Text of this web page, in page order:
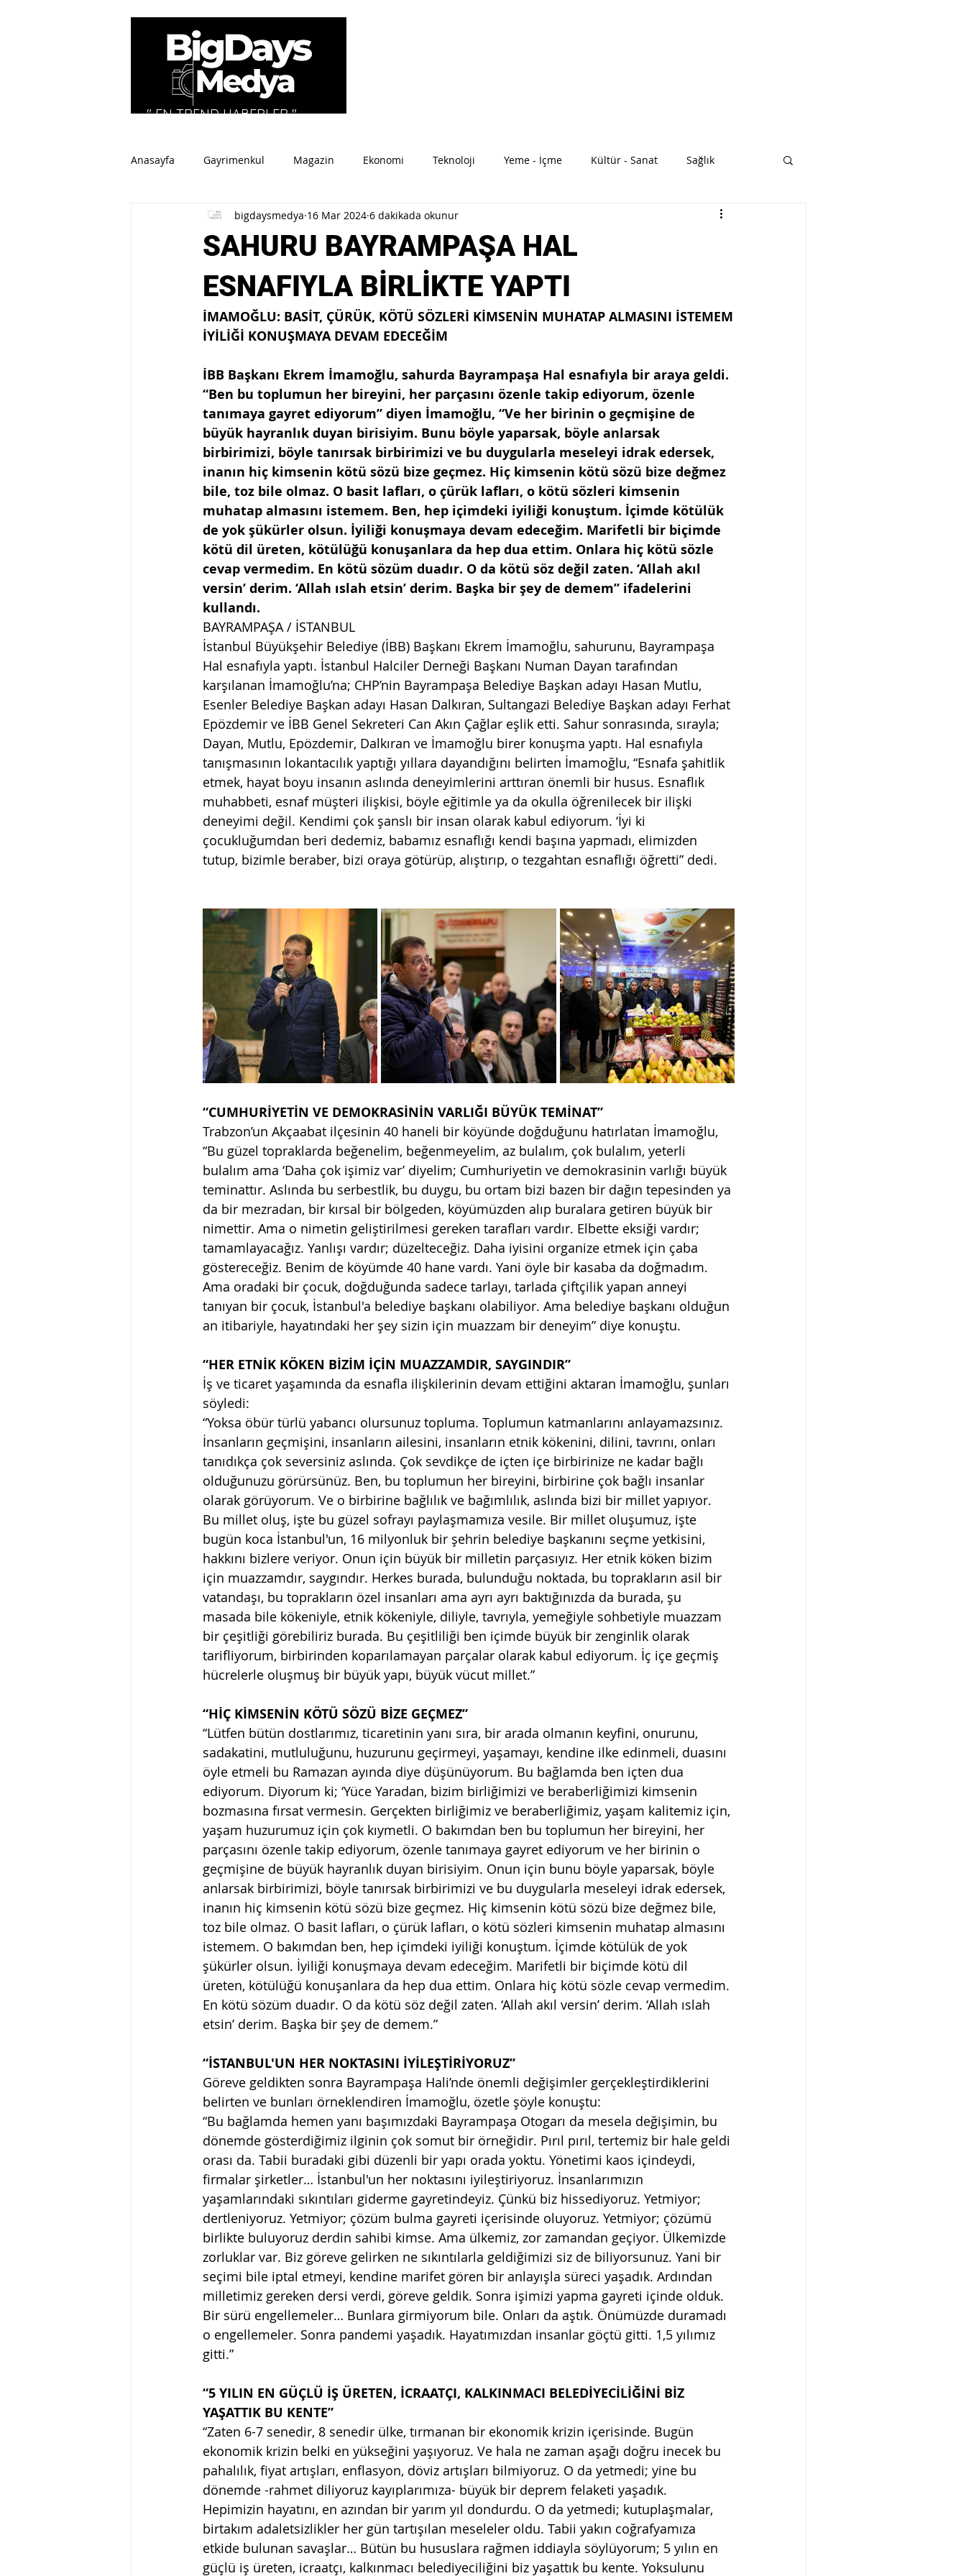
" EN TREND HABERLER "
Anasayfa Gayrimenkul Magazin Ekonomi Teknoloji Yeme - İçme Kültür - Sanat Sağlık
Tüm Haberler Spor Seyahat Moda Anne-Bebek
SAHURU BAYRAMPAŞA HAL
ESNAFIYLA BİRLİKTE YAPTI
bigdaysmedya 16 Mar 2024 6 dakikada okunur
İMAMOĞLU: BASİT, ÇÜRÜK, KÖTÜ SÖZLERİ KİMSENİN MUHATAP ALMASINI İSTEMEM
İYİLİĞİ KONUŞMAYA DEVAM EDECEĞİM
İBB Başkanı Ekrem İmamoğlu, sahurda Bayrampaşa Hal esnafıyla bir araya geldi.
“Ben bu toplumun her bireyini, her parçasını özenle takip ediyorum, özenle
tanımaya gayret ediyorum” diyen İmamoğlu, “Ve her birinin o geçmişine de
büyük hayranlık duyan birisiyim. Bunu böyle yaparsak, böyle anlarsak
birbirimizi, böyle tanırsak birbirimizi ve bu duygularla meseleyi idrak edersek,
inanın hiç kimsenin kötü sözü bize geçmez. Hiç kimsenin kötü sözü bize değmez
bile, toz bile olmaz. O basit lafları, o çürük lafları, o kötü sözleri kimsenin
muhatap almasını istemem. Ben, hep içimdeki iyiliği konuştum. İçimde kötülük
de yok şükürler olsun. İyiliği konuşmaya devam edeceğim. Marifetli bir biçimde
kötü dil üreten, kötülüğü konuşanlara da hep dua ettim. Onlara hiç kötü sözle
cevap vermedim. En kötü sözüm duadır. O da kötü söz değil zaten. ‘Allah akıl
versin’ derim. ‘Allah ıslah etsin’ derim. Başka bir şey de demem” ifadelerini
kullandı.
BAYRAMPAŞA / İSTANBUL
İstanbul Büyükşehir Belediye (İBB) Başkanı Ekrem İmamoğlu, sahurunu, Bayrampaşa
Hal esnafıyla yaptı. İstanbul Halciler Derneği Başkanı Numan Dayan tarafından
karşılanan İmamoğlu’na; CHP’nin Bayrampaşa Belediye Başkan adayı Hasan Mutlu,
Esenler Belediye Başkan adayı Hasan Dalkıran, Sultangazi Belediye Başkan adayı Ferhat
Epözdemir ve İBB Genel Sekreteri Can Akın Çağlar eşlik etti. Sahur sonrasında, sırayla;
Dayan, Mutlu, Epözdemir, Dalkıran ve İmamoğlu birer konuşma yaptı. Hal esnafıyla
tanışmasının lokantacılık yaptığı yıllara dayandığını belirten İmamoğlu, “Esnafa şahitlik
etmek, hayat boyu insanın aslında deneyimlerini arttıran önemli bir husus. Esnaflık
muhabbeti, esnaf müşteri ilişkisi, böyle eğitimle ya da okulla öğrenilecek bir ilişki
deneyimi değil. Kendimi çok şanslı bir insan olarak kabul ediyorum. ‘İyi ki
çocukluğumdan beri dedemiz, babamız esnaflığı kendi başına yapmadı, elimizden
tutup, bizimle beraber, bizi oraya götürüp, alıştırıp, o tezgahtan esnaflığı öğretti” dedi.
“CUMHURİYETİN VE DEMOKRASİNİN VARLIĞI BÜYÜK TEMİNAT”
Trabzon’un Akçaabat ilçesinin 40 haneli bir köyünde doğduğunu hatırlatan İmamoğlu,
“Bu güzel topraklarda beğenelim, beğenmeyelim, az bulalım, çok bulalım, yeterli
bulalım ama ‘Daha çok işimiz var’ diyelim; Cumhuriyetin ve demokrasinin varlığı büyük
teminattır. Aslında bu serbestlik, bu duygu, bu ortam bizi bazen bir dağın tepesinden ya
da bir mezradan, bir kırsal bir bölgeden, köyümüzden alıp buralara getiren büyük bir
nimettir. Ama o nimetin geliştirilmesi gereken tarafları vardır. Elbette eksiği vardır;
tamamlayacağız. Yanlışı vardır; düzelteceğiz. Daha iyisini organize etmek için çaba
göstereceğiz. Benim de köyümde 40 hane vardı. Yani öyle bir kasaba da doğmadım.
Ama oradaki bir çocuk, doğduğunda sadece tarlayı, tarlada çiftçilik yapan anneyi
tanıyan bir çocuk, İstanbul'a belediye başkanı olabiliyor. Ama belediye başkanı olduğun
an itibariyle, hayatındaki her şey sizin için muazzam bir deneyim” diye konuştu.
“HER ETNİK KÖKEN BİZİM İÇİN MUAZZAMDIR, SAYGINDIR”
İş ve ticaret yaşamında da esnafla ilişkilerinin devam ettiğini aktaran İmamoğlu, şunları
söyledi:
“Yoksa öbür türlü yabancı olursunuz topluma. Toplumun katmanlarını anlayamazsınız.
İnsanların geçmişini, insanların ailesini, insanların etnik kökenini, dilini, tavrını, onları
tanıdıkça çok seversiniz aslında. Çok sevdikçe de içten içe birbirinize ne kadar bağlı
olduğunuzu görürsünüz. Ben, bu toplumun her bireyini, birbirine çok bağlı insanlar
olarak görüyorum. Ve o birbirine bağlılık ve bağımlılık, aslında bizi bir millet yapıyor.
Bu millet oluş, işte bu güzel sofrayı paylaşmamıza vesile. Bir millet oluşumuz, işte
bugün koca İstanbul'un, 16 milyonluk bir şehrin belediye başkanını seçme yetkisini,
hakkını bizlere veriyor. Onun için büyük bir milletin parçasıyız. Her etnik köken bizim
için muazzamdır, saygındır. Herkes burada, bulunduğu noktada, bu toprakların asil bir
vatandaşı, bu toprakların özel insanları ama ayrı ayrı baktığınızda da burada, şu
masada bile kökeniyle, etnik kökeniyle, diliyle, tavrıyla, yemeğiyle sohbetiyle muazzam
bir çeşitliği görebiliriz burada. Bu çeşitliliği ben içimde büyük bir zenginlik olarak
tarifliyorum, birbirinden koparılamayan parçalar olarak kabul ediyorum. İç içe geçmiş
hücrelerle oluşmuş bir büyük yapı, büyük vücut millet.”
“HİÇ KİMSENİN KÖTÜ SÖZÜ BİZE GEÇMEZ”
“Lütfen bütün dostlarımız, ticaretinin yanı sıra, bir arada olmanın keyfini, onurunu,
sadakatini, mutluluğunu, huzurunu geçirmeyi, yaşamayı, kendine ilke edinmeli, duasını
öyle etmeli bu Ramazan ayında diye düşünüyorum. Bu bağlamda ben içten dua
ediyorum. Diyorum ki; ‘Yüce Yaradan, bizim birliğimizi ve beraberliğimizi kimsenin
bozmasına fırsat vermesin. Gerçekten birliğimiz ve beraberliğimiz, yaşam kalitemiz için,
yaşam huzurumuz için çok kıymetli. O bakımdan ben bu toplumun her bireyini, her
parçasını özenle takip ediyorum, özenle tanımaya gayret ediyorum ve her birinin o
geçmişine de büyük hayranlık duyan birisiyim. Onun için bunu böyle yaparsak, böyle
anlarsak birbirimizi, böyle tanırsak birbirimizi ve bu duygularla meseleyi idrak edersek,
inanın hiç kimsenin kötü sözü bize geçmez. Hiç kimsenin kötü sözü bize değmez bile,
toz bile olmaz. O basit lafları, o çürük lafları, o kötü sözleri kimsenin muhatap almasını
istemem. O bakımdan ben, hep içimdeki iyiliği konuştum. İçimde kötülük de yok
şükürler olsun. İyiliği konuşmaya devam edeceğim. Marifetli bir biçimde kötü dil
üreten, kötülüğü konuşanlara da hep dua ettim. Onlara hiç kötü sözle cevap vermedim.
En kötü sözüm duadır. O da kötü söz değil zaten. ‘Allah akıl versin’ derim. ‘Allah ıslah
etsin’ derim. Başka bir şey de demem.”
“İSTANBUL'UN HER NOKTASINI İYİLEŞTİRİYORUZ”
Göreve geldikten sonra Bayrampaşa Hali’nde önemli değişimler gerçekleştirdiklerini
belirten ve bunları örneklendiren İmamoğlu, özetle şöyle konuştu:
“Bu bağlamda hemen yanı başımızdaki Bayrampaşa Otogarı da mesela değişimin, bu
dönemde gösterdiğimiz ilginin çok somut bir örneğidir. Pırıl pırıl, tertemiz bir hale geldi
orası da. Tabii buradaki gibi düzenli bir yapı orada yoktu. Yönetimi kaos içindeydi,
firmalar şirketler… İstanbul'un her noktasını iyileştiriyoruz. İnsanlarımızın
yaşamlarındaki sıkıntıları giderme gayretindeyiz. Çünkü biz hissediyoruz. Yetmiyor;
dertleniyoruz. Yetmiyor; çözüm bulma gayreti içerisinde oluyoruz. Yetmiyor; çözümü
birlikte buluyoruz derdin sahibi kimse. Ama ülkemiz, zor zamandan geçiyor. Ülkemizde
zorluklar var. Biz göreve gelirken ne sıkıntılarla geldiğimizi siz de biliyorsunuz. Yani bir
seçimi bile iptal etmeyi, kendine marifet gören bir anlayışla süreci yaşadık. Ardından
milletimiz gereken dersi verdi, göreve geldik. Sonra işimizi yapma gayreti içinde olduk.
Bir sürü engellemeler… Bunlara girmiyorum bile. Onları da aştık. Önümüzde duramadı
o engellemeler. Sonra pandemi yaşadık. Hayatımızdan insanlar göçtü gitti. 1,5 yılımız
gitti.”
“5 YILIN EN GÜÇLÜ İŞ ÜRETEN, İCRAATÇI, KALKINMACI BELEDİYECİLİĞİNİ BİZ
YAŞATTIK BU KENTE”
“Zaten 6-7 senedir, 8 senedir ülke, tırmanan bir ekonomik krizin içerisinde. Bugün
ekonomik krizin belki en yükseğini yaşıyoruz. Ve hala ne zaman aşağı doğru inecek bu
pahalılık, fiyat artışları, enflasyon, döviz artışları bilmiyoruz. O da yetmedi; yine bu
dönemde -rahmet diliyoruz kayıplarımıza- büyük bir deprem felaketi yaşadık.
Hepimizin hayatını, en azından bir yarım yıl dondurdu. O da yetmedi; kutuplaşmalar,
birtakım adaletsizlikler her gün tartışılan meseleler oldu. Tabii yakın coğrafyamıza
etkide bulunan savaşlar… Bütün bu hususlara rağmen iddiayla söylüyorum; 5 yılın en
güçlü iş üreten, icraatçı, kalkınmacı belediyeciliğini biz yaşattık bu kente. Yoksulunu